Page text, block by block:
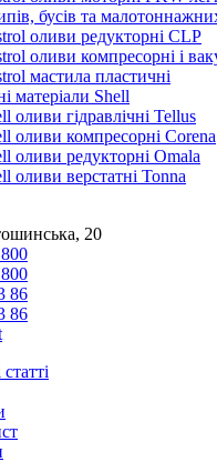
бусів та
оливи редукторні CLP
оливи компресорні і
мастила пластичні
матеріали Shell
оливи гідравлічні Tellus
оливи компресорні Corena
оливи редукторні Omala
оливи верстатні Tonna
20
86
86